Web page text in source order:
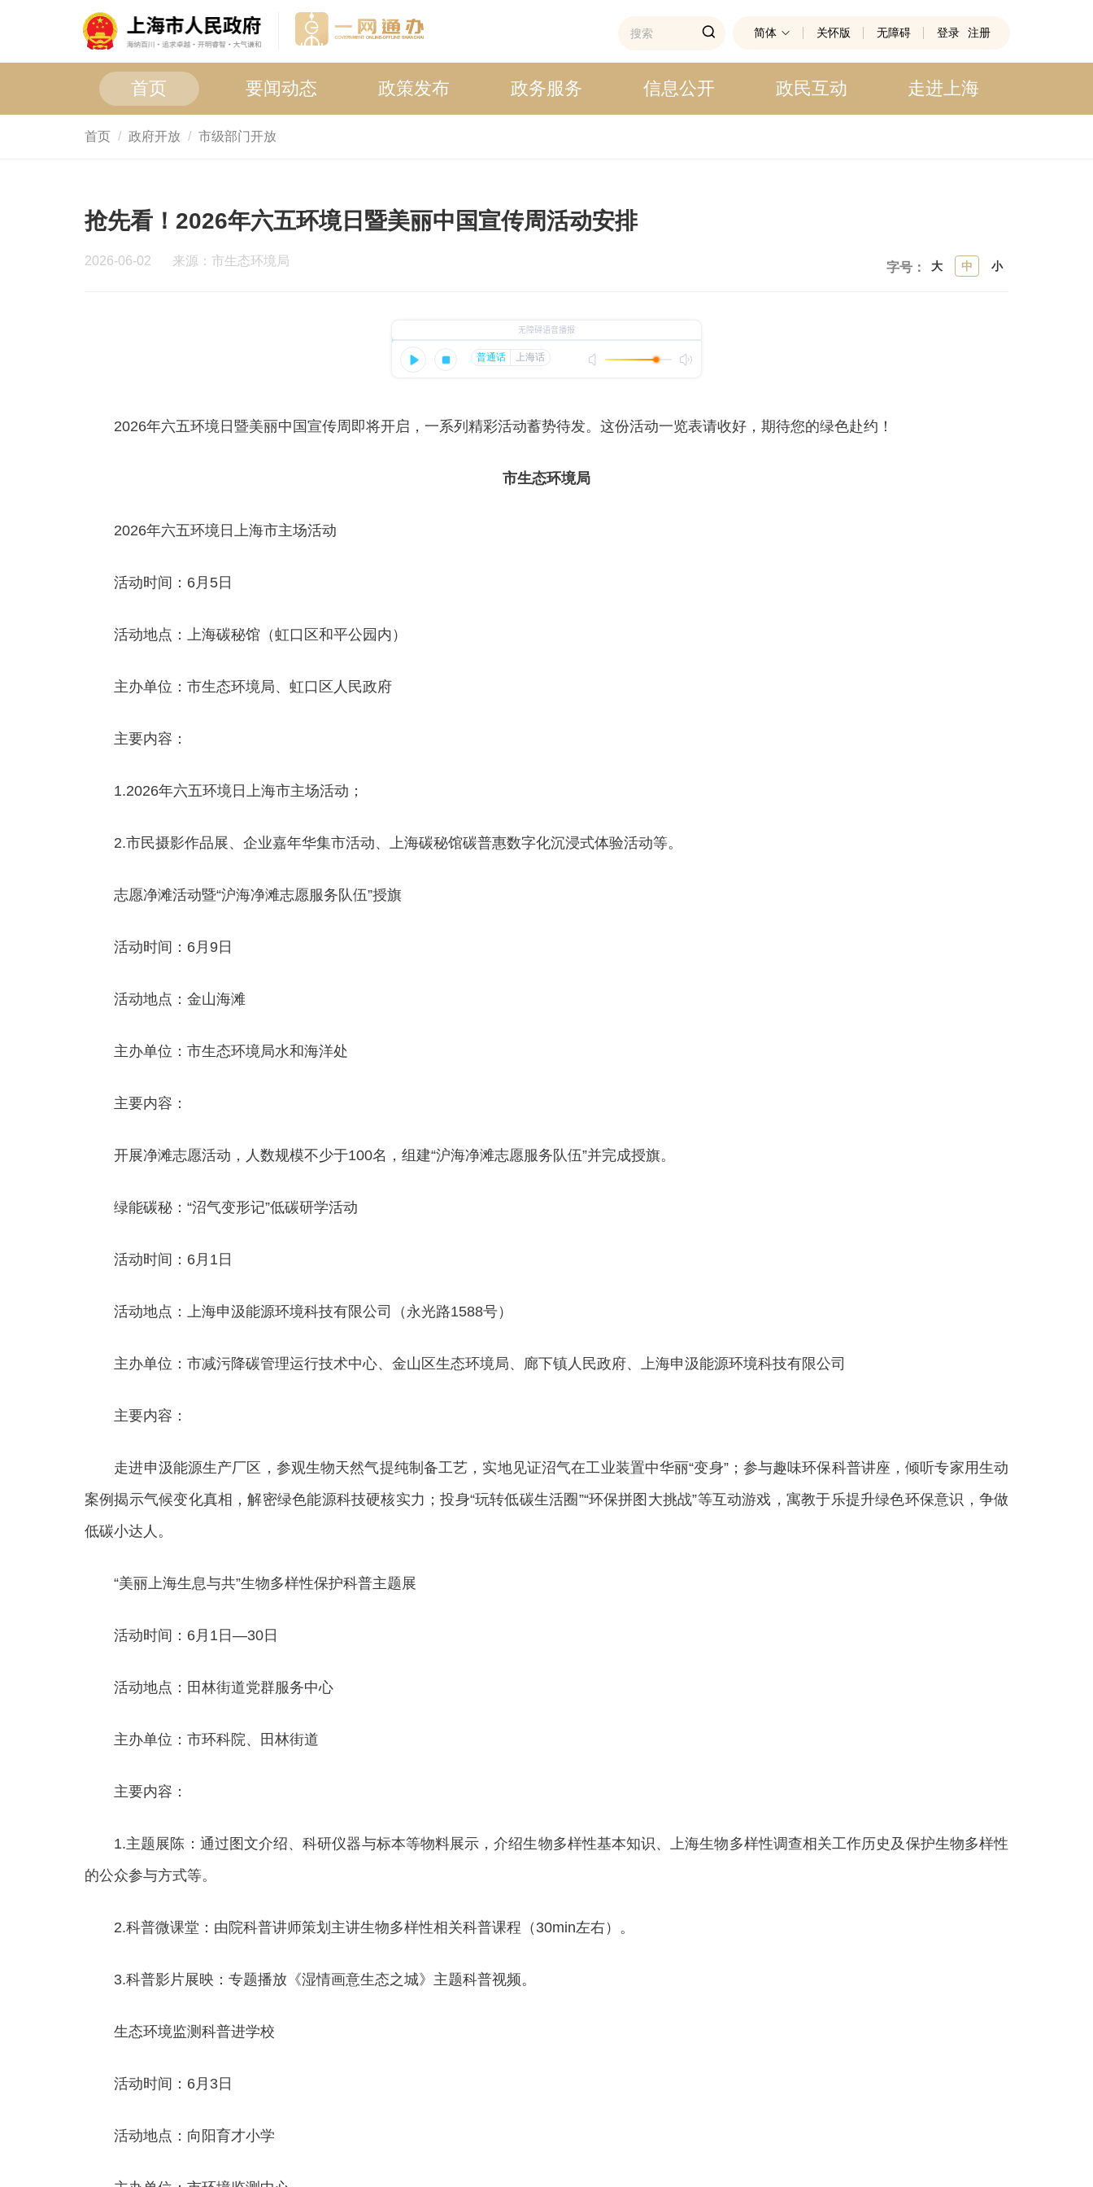
简体 关怀版 无障碍 登录 注册
首页 要闻动态 政策发布 政务服务 信息公开 政民互动 走进上海
首页 政府开放 市级部门开放
抢先看！2026年六五环境日暨美丽中国宣传周活动安排
2026-06-02 来源：市生态环境局 字号： 大 中 小
2026年六五环境日暨美丽中国宣传周即将开启，一系列精彩活动蓄势待发。这份活动一览表请收好，期待您的绿色赴约！
市生态环境局
2026年六五环境日上海市主场活动
活动时间：6月5日
活动地点：上海碳秘馆（虹口区和平公园内）
主办单位：市生态环境局、虹口区人民政府
主要内容：
1.2026年六五环境日上海市主场活动；
2.市民摄影作品展、企业嘉年华集市活动、上海碳秘馆碳普惠数字化沉浸式体验活动等。
志愿净滩活动暨“沪海净滩志愿服务队伍”授旗
活动时间：6月9日
活动地点：金山海滩
主办单位：市生态环境局水和海洋处
主要内容：
开展净滩志愿活动，人数规模不少于100名，组建“沪海净滩志愿服务队伍”并完成授旗。
绿能碳秘：“沼气变形记”低碳研学活动
活动时间：6月1日
活动地点：上海申汲能源环境科技有限公司（永光路1588号）
主办单位：市减污降碳管理运行技术中心、金山区生态环境局、廊下镇人民政府、上海申汲能源环境科技有限公司
主要内容：
走进申汲能源生产厂区，参观生物天然气提纯制备工艺，实地见证沼气在工业装置中华丽“变身”；参与趣味环保科普讲座，倾听专家用生动
案例揭示气候变化真相，解密绿色能源科技硬核实力；投身“玩转低碳生活圈”“环保拼图大挑战”等互动游戏，寓教于乐提升绿色环保意识，争做
低碳小达人。
“美丽上海生息与共”生物多样性保护科普主题展
活动时间：6月1日—30日
活动地点：田林街道党群服务中心
主办单位：市环科院、田林街道
主要内容：
1.主题展陈：通过图文介绍、科研仪器与标本等物料展示，介绍生物多样性基本知识、上海生物多样性调查相关工作历史及保护生物多样性
的公众参与方式等。
2.科普微课堂：由院科普讲师策划主讲生物多样性相关科普课程（30min左右）。
3.科普影片展映：专题播放《湿情画意生态之城》主题科普视频。
生态环境监测科普进学校
活动时间：6月3日
活动地点：向阳育才小学